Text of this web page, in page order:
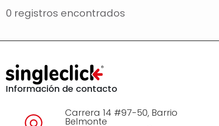
0 registros encontrados
Información de contacto
Carrera 14 #97-50, Barrio
Belmonte